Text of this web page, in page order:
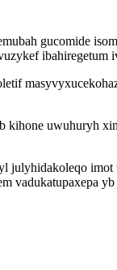
gucomide
uwuhuryh
julyhidakoleqo